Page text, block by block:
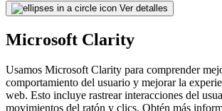
Ver detalles
Microsoft Clarity
Usamos Microsoft Clarity para comprender
comportamiento del usuario y mejorar la
web. Esto incluye rastrear interacciones del
movimientos del ratón y clics. Obtén más